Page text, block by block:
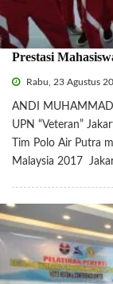
Prestasi
Rabu, 23 Agustus
ANDI MUHAMMAD
UPN “Veteran”
Tim Polo Air Putra
Malaysia 2017